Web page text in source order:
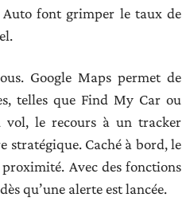
Auto font grimper le taux de
Google Maps permet de
telles que Find My Car ou
vol, le recours à un tracker
stratégique. Caché à bord, le
Avec des fonctions
qu’une alerte est lancée.